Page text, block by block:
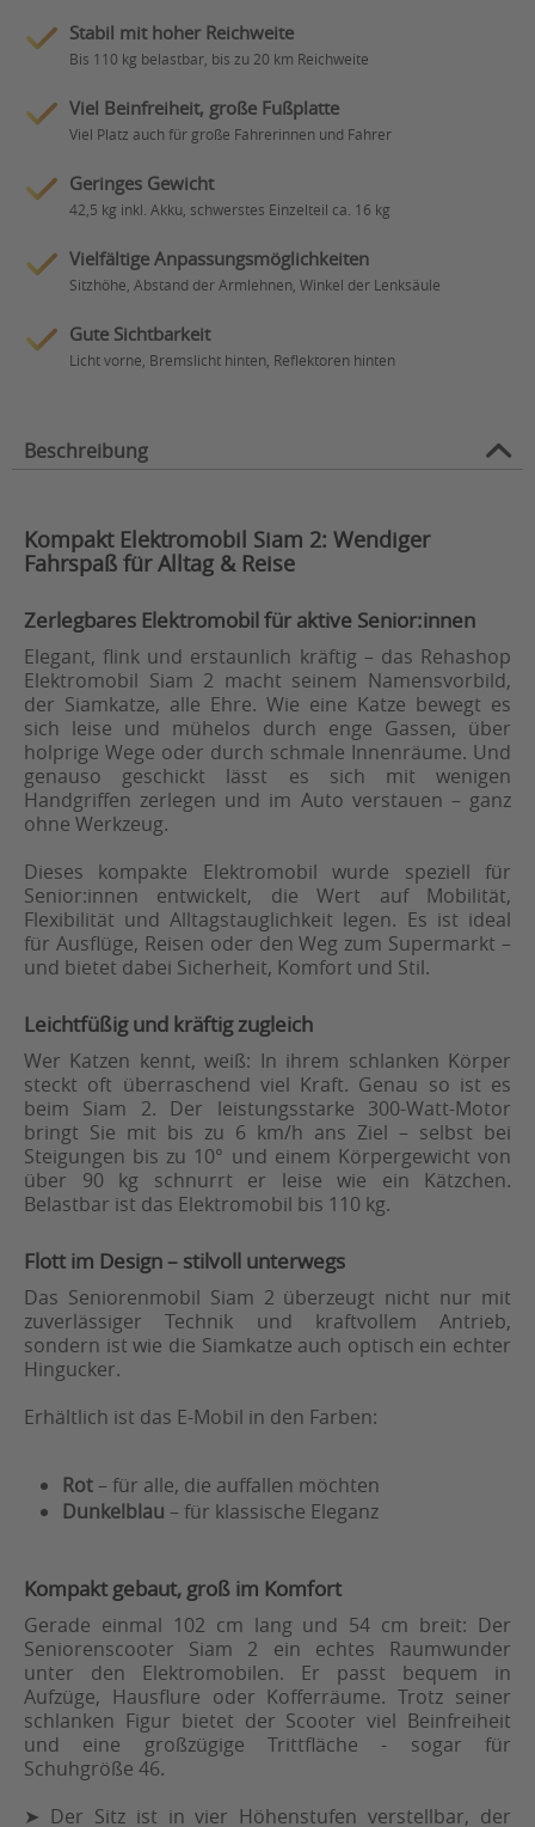
Stabil mit hoher Reichweite
Bis 110 kg belastbar, bis zu 20 km Reichweite
Viel Beinfreiheit, große Fußplatte
Viel Platz auch für große Fahrerinnen und Fahrer
Geringes Gewicht
42,5 kg inkl. Akku, schwerstes Einzelteil ca. 16 kg
Vielfältige Anpassungsmöglichkeiten
Sitzhöhe, Abstand der Armlehnen, Winkel der Lenksäule
Gute Sichtbarkeit
Licht vorne, Bremslicht hinten, Reflektoren hinten
Beschreibung
Kompakt Elektromobil Siam 2: Wendiger
Fahrspaß für Alltag & Reise
Zerlegbares Elektromobil für aktive Senior:innen
Elegant, flink und erstaunlich kräftig – das Rehashop
Elektromobil Siam 2 macht seinem Namensvorbild,
der Siamkatze, alle Ehre. Wie eine Katze bewegt es
sich leise und mühelos durch enge Gassen, über
holprige Wege oder durch schmale Innenräume. Und
genauso geschickt lässt es sich mit wenigen
Handgriffen zerlegen und im Auto verstauen – ganz
ohne Werkzeug.
Dieses kompakte Elektromobil wurde speziell für
Senior:innen entwickelt, die Wert auf Mobilität,
Flexibilität und Alltagstauglichkeit legen. Es ist ideal
für Ausflüge, Reisen oder den Weg zum Supermarkt –
und bietet dabei Sicherheit, Komfort und Stil.
Leichtfüßig und kräftig zugleich
Wer Katzen kennt, weiß: In ihrem schlanken Körper
steckt oft überraschend viel Kraft. Genau so ist es
beim Siam 2. Der leistungsstarke 300-Watt-Motor
bringt Sie mit bis zu 6 km/h ans Ziel – selbst bei
Steigungen bis zu 10° und einem Körpergewicht von
über 90 kg schnurrt er leise wie ein Kätzchen.
Belastbar ist das Elektromobil bis 110 kg.
Flott im Design – stilvoll unterwegs
Das Seniorenmobil Siam 2 überzeugt nicht nur mit
zuverlässiger Technik und kraftvollem Antrieb,
sondern ist wie die Siamkatze auch optisch ein echter
Hingucker.
Erhältlich ist das E-Mobil in den Farben:
Rot – für alle, die auffallen möchten
Dunkelblau – für klassische Eleganz
Kompakt gebaut, groß im Komfort
Gerade einmal 102 cm lang und 54 cm breit: Der
Seniorenscooter Siam 2 ein echtes Raumwunder
unter den Elektromobilen. Er passt bequem in
Aufzüge, Hausflure oder Kofferräume. Trotz seiner
schlanken Figur bietet der Scooter viel Beinfreiheit
und eine großzügige Trittfläche - sogar für
Schuhgröße 46.
➤ Der Sitz ist in vier Höhenstufen verstellbar, der